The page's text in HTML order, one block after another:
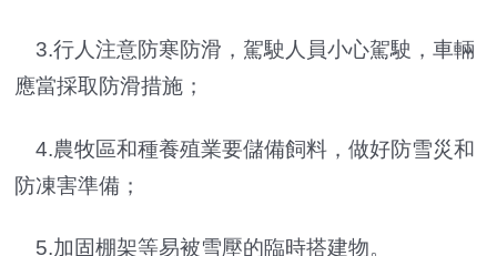
3.行人注意防寒防滑，駕駛人員小心駕駛，車輛
應當採取防滑措施；
4.農牧區和種養殖業要儲備飼料，做好防雪災和
防凍害準備；
5.加固棚架等易被雪壓的臨時搭建物。